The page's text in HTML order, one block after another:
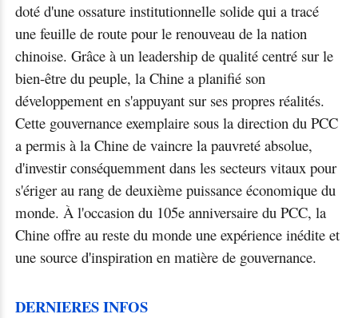
doté d'une ossature institutionnelle solide qui a tracé
une feuille de route pour le renouveau de la nation
chinoise. Grâce à un leadership de qualité centré sur le
bien-être du peuple, la Chine a planifié son
développement en s'appuyant sur ses propres réalités.
Cette gouvernance exemplaire sous la direction du PCC
a permis à la Chine de vaincre la pauvreté absolue,
d'investir conséquemment dans les secteurs vitaux pour
s'ériger au rang de deuxième puissance économique du
monde. À l'occasion du 105e anniversaire du PCC, la
Chine offre au reste du monde une expérience inédite et
une source d'inspiration en matière de gouvernance.
DERNIERES INFOS